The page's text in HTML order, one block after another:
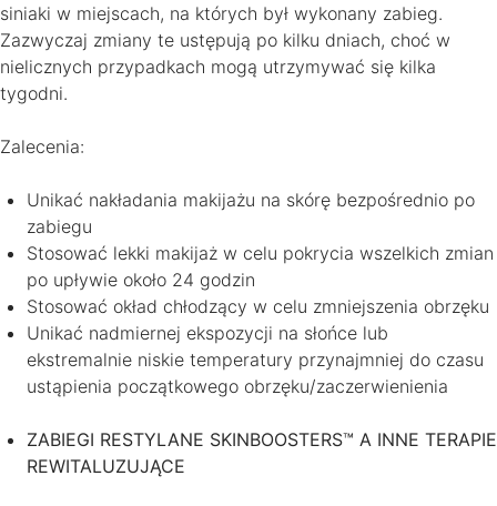
siniaki w miejscach, na których był wykonany zabieg.
Zazwyczaj zmiany te ustępują po kilku dniach, choć w
nielicznych przypadkach mogą utrzymywać się kilka
tygodni.
Zalecenia:
Unikać nakładania makijażu na skórę bezpośrednio po
zabiegu
Stosować lekki makijaż w celu pokrycia wszelkich zmian
po upływie około 24 godzin
Stosować okład chłodzący w celu zmniejszenia obrzęku
Unikać nadmiernej ekspozycji na słońce lub
ekstremalnie niskie temperatury przynajmniej do czasu
ustąpienia początkowego obrzęku/zaczerwienienia
ZABIEGI RESTYLANE SKINBOOSTERS™ A INNE TERAPIE
REWITALUZUJĄCE